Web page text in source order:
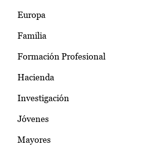
Europa
Familia
Formación Profesional
Hacienda
Investigación
Jóvenes
Mayores